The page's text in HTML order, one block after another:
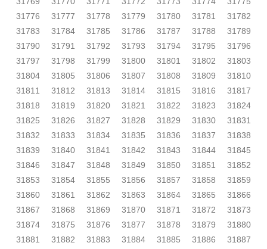
31776
31777 31778 31779 31780 31781
31782
31783
31784 31785 31786 31787 31788
31789
31790
31791 31792 31793 31794 31795
31796
31797
31798 31799 31800 31801 31802
31803
31804
31805 31806 31807 31808 31809
31810
31811
31812 31813 31814 31815 31816
31817
31818
31819 31820 31821 31822 31823
31824
31825
31826 31827 31828 31829 31830
31831
31832
31833 31834 31835 31836 31837
31838
31839
31840 31841 31842 31843 31844
31845
31846
31847 31848 31849 31850 31851
31852
31853
31854 31855 31856 31857 31858
31859
31860
31861 31862 31863 31864 31865
31866
31867
31868 31869 31870 31871 31872
31873
31874
31875 31876 31877 31878 31879
31880
31881
31882 31883 31884 31885 31886
31887